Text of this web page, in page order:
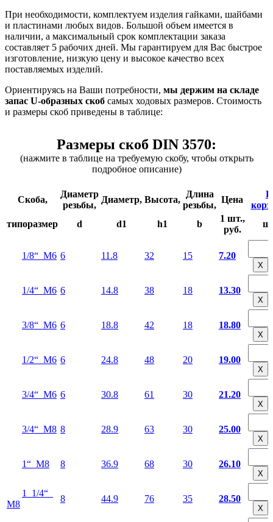
При необходимости, комплектуем изделия гайками, шайбами
и пластинами любых видов. Большой объем имеется в
наличии, а максимальный срок комплектации заказа
составляет 5 рабочих дней. Мы гарантируем для Вас быстрое
изготовление, низкую цену и высокое качество всех
поставляемых изделий.
Ориентируясь на Ваши потребности, мы держим на складе
запас U-образных скоб самых ходовых размеров. Стоимость
и размеры скоб приведены в таблице:
Размеры скоб DIN 3570:
(нажмите в таблице на требуемую скобу, чтобы открыть
подробное описание)
Скоба,
Диаметр
резьбы,
Диаметр, Высота,
Длина
резьбы,
Цена
В
типоразмер
d d1 h1 b
1 шт.,
руб.
1/8“ М6 6 11.8 32 15 7.20
Х
1/4“ М6 6 14.8 38 18 13.30
Х
3/8“ М6 6 18.8 42 18 18.80
Х
1/2“ М6 6 24.8 48 20 19.00
Х
3/4“ М6 6 30.8 61 30 21.20
Х
3/4“ М8 8 28.9 63 30 25.00
Х
1“ М8 8 36.9 68 30 26.10
Х
1 1/4“
М8
8 44.9 76 35 28.50
Х